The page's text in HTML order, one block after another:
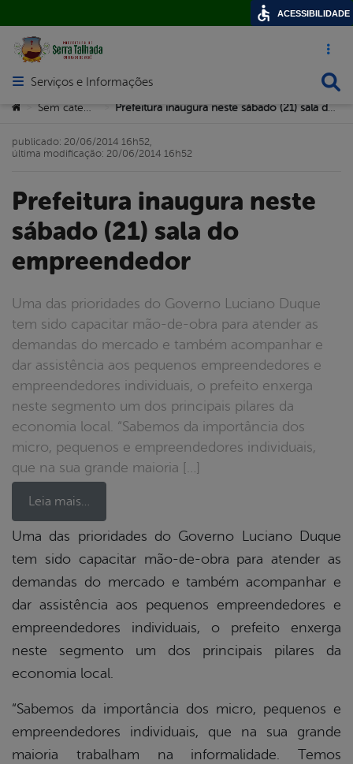
Acesso
Abrir menu principal de navegação
Serviços e Informações
Você está aqui:
> >
Prefeitura inaugura neste
sábado (21) sala do
empreendedor
Uma das prioridades do Governo Luciano Duque
tem sido capacitar mão-de-obra para atender as
demandas do mercado e também acompanhar e
dar assistência aos pequenos empreendedores e
empreendedores individuais, o prefeito enxerga
neste segmento um dos principais pilares da
economia local. “Sabemos da importância dos
micro, pequenos e empreendedores individuais,
que na sua grande maioria […]
Leia mais…
publicado: 20/06/2014 16h52,
última modificação: 20/06/2014 16h52
Uma das prioridades do Governo Luciano Duque
tem sido capacitar mão-de-obra para atender as
demandas do mercado e também acompanhar e
dar assistência aos pequenos empreendedores e
empreendedores individuais, o prefeito enxerga
neste segmento um dos principais pilares da
economia local.
“Sabemos da importância dos micro, pequenos e
empreendedores individuais, que na sua grande
maioria trabalham na informalidade. Temos
ACESSIBILIDADE